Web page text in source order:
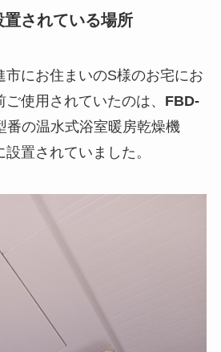
置されている場所
市にお住まいのS様のお宅にお
使用されていたのは、 FBD-
番の温水式浴室暖房乾燥機
置されていました。